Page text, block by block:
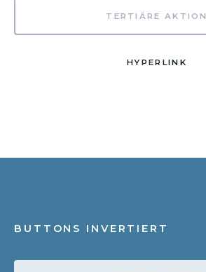
TERTIÄRE AKTION
HYPERLINK
BUTTONS INVERTIERT